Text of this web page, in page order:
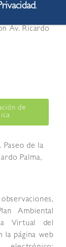
Av. Ricardo
de
Paseo de la
Palma,
Ambiental
Virtual del
la página web
.